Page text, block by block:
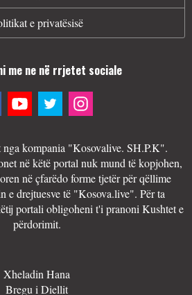
e privatësisë
me ne në rrjetet sociale
kompania "Kosovalive. SH.P.K".
në këtë portal nuk mund të kopjohen,
në çfarëdo forme tjetër për qëllime
e drejtuesve të "Kosova.live". Për ta
portali obligoheni t'i pranoni Kushtet e
përdorimit.
Xheladin Hana
Bregu i Diellit